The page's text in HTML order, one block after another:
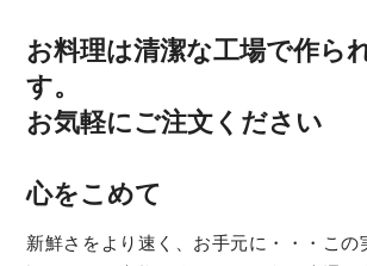
お料理は清潔な工場で作ら
す。
お気軽にご注文ください
心をこめて
新鮮さをより速く、お手元に・・・この